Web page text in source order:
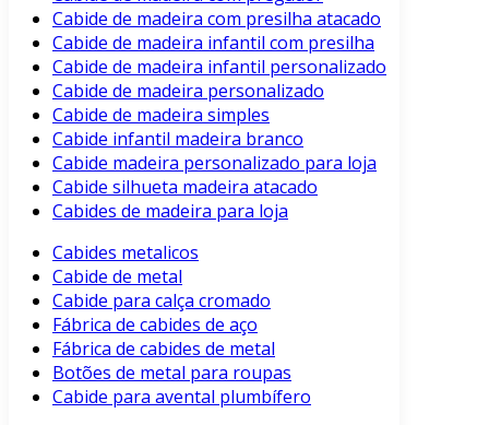
Cabide de madeira com presilha atacado
Cabide de madeira infantil com presilha
Cabide de madeira infantil personalizado
Cabide de madeira personalizado
Cabide de madeira simples
Cabide infantil madeira branco
Cabide madeira personalizado para loja
Cabide silhueta madeira atacado
Cabides de madeira para loja
Cabides metalicos
Cabide de metal
Cabide para calça cromado
Fábrica de cabides de aço
Fábrica de cabides de metal
Botões de metal para roupas
Cabide para avental plumbífero